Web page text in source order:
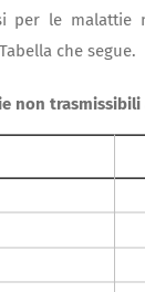
per le malattie
che segue.
non